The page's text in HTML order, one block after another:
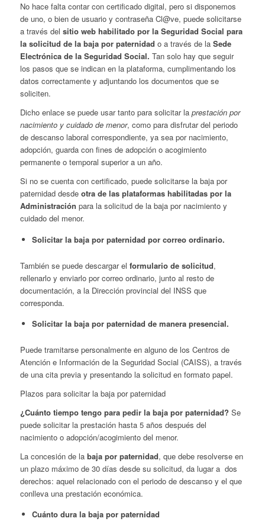
No hace falta contar con certificado digital, pero si disponemos
de uno, o bien de usuario y contraseña Cl@ve, puede solicitarse
a través del sitio web habilitado por la Seguridad Social para
la solicitud de la baja por paternidad o a través de la Sede
Electrónica de la Seguridad Social. Tan solo hay que seguir
los pasos que se indican en la plataforma, cumplimentando los
datos correctamente y adjuntando los documentos que se
soliciten.
Dicho enlace se puede usar tanto para solicitar la prestación por
nacimiento y cuidado de menor, como para disfrutar del periodo
de descanso laboral correspondiente, ya sea por nacimiento,
adopción, guarda con fines de adopción o acogimiento
permanente o temporal superior a un año.
Si no se cuenta con certificado, puede solicitarse la baja por
paternidad desde otra de las plataformas habilitadas por la
Administración para la solicitud de la baja por nacimiento y
cuidado del menor.
Solicitar la baja por paternidad por correo ordinario.
También se puede descargar el formulario de solicitud,
rellenarlo y enviarlo por correo ordinario, junto al resto de
documentación, a la Dirección provincial del INSS que
corresponda.
Solicitar la baja por paternidad de manera presencial.
Puede tramitarse personalmente en alguno de los Centros de
Atención e Información de la Seguridad Social (CAISS), a través
de una cita previa y presentando la solicitud en formato papel.
Plazos para solicitar la baja por paternidad
¿Cuánto tiempo tengo para pedir la baja por paternidad? Se
puede solicitar la prestación hasta 5 años después del
nacimiento o adopción/acogimiento del menor.
La concesión de la baja por paternidad, que debe resolverse en
un plazo máximo de 30 días desde su solicitud, da lugar a dos
derechos: aquel relacionado con el periodo de descanso y el que
conlleva una prestación económica.
Cuánto dura la baja por paternidad